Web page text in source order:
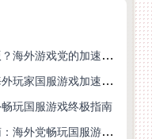
巴西怎么玩边锋四人斗地主精简版？海外游戏党的加速器终极选择
巴西怎么玩新笑傲江湖不卡顿？海外玩家国服游戏加速终极指南（附猫和老鼠一梦江湖实测）
玩国服游戏终极指南
足球世界国外加速器下载安装指南：海外党畅玩国服游戏的终极解决方案